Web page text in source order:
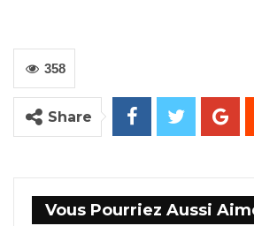
358
Share
Vous Pourriez Aussi